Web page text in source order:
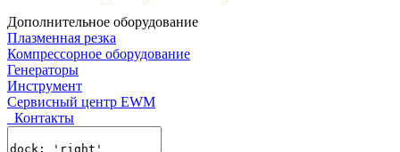
Дополнительное оборудование
Плазменная резка
Компрессорное оборудование
Генераторы
Инструмент
Сервисный центр EWM
Контакты